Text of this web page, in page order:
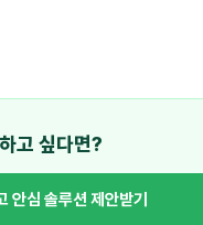
고 싶다면?
안심 솔루션 제안받기